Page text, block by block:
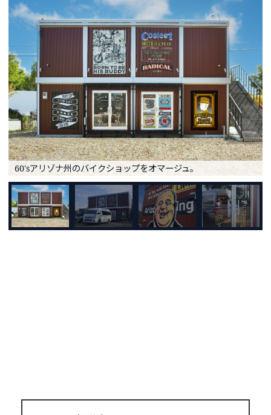
60'sアリゾナ州のバイクショップをオマージュ。